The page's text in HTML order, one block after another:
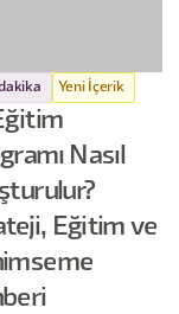
Yeni İçerik
Nasıl
Eğitim ve